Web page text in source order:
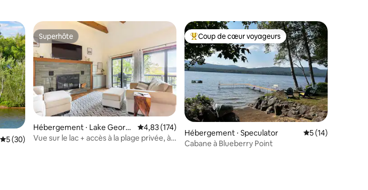
: 4,97 sur 5
appréciés
Évaluation moyenne sur la base de 30 commentaires : 5 sur 5
5 (30)
Superhôte
Superhôte
Hébergement ⋅ Lake Georg
e
Évaluation moyenne sur la base de 174 commentaires : 4,83 sur 5
4,83 (174)
Vue sur le lac + accès à la plage privée, à
Coups de cœur voyageurs les plus appréciés
Coup de cœur voyageurs
Hébergement ⋅ Speculator Évaluation
5 (14)
Cabane à Blueberry Point